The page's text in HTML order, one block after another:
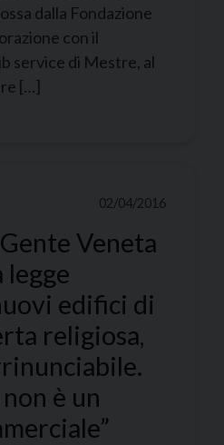
dalla Fondazione
con il
service di Mestre, al
[…]
02/04/2016
Veneta
legge
edifici di
religiosa,
è un